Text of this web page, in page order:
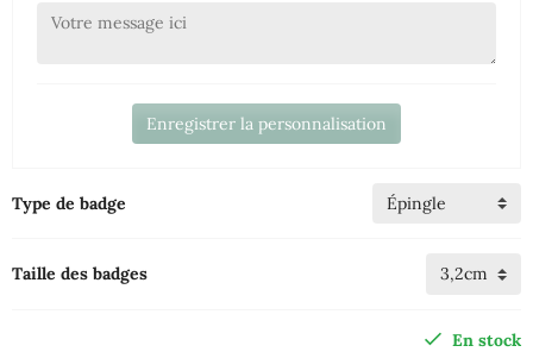
Enregistrer la personnalisation
Type de badge
Taille des badges
En stock